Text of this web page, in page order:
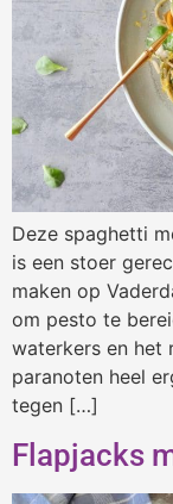
Deze spaghetti
is een stoer
maken op
om pesto te
waterkers en het
paranoten heel
tegen […]
Flapjacks